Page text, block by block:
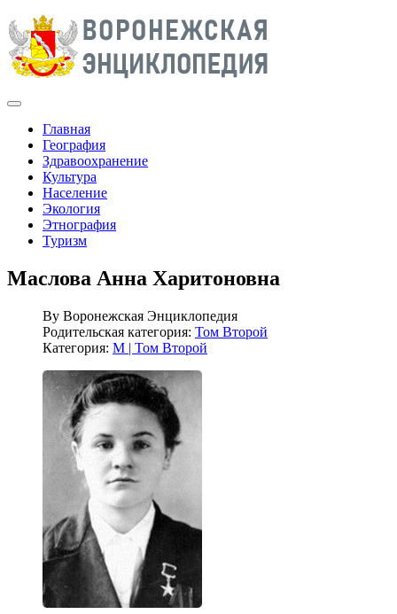
Главная
География
Здравоохранение
Культура
Население
Экология
Этнография
Туризм
Маслова Анна Харитоновна
By Воронежская Энциклопедия
Родительская категория: Том Второй
Категория: М | Том Второй